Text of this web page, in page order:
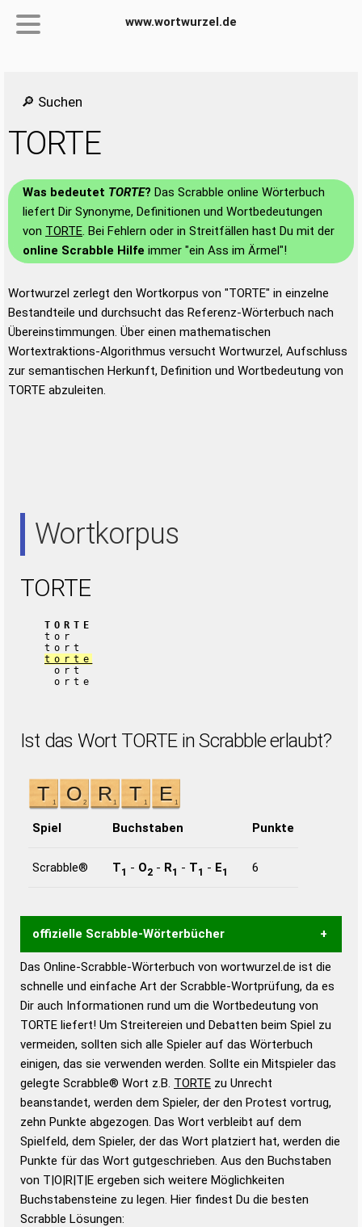
www.wortwurzel.de
🔎 Suchen
TORTE
Was bedeutet TORTE? Das Scrabble online Wörterbuch
liefert Dir Synonyme, Definitionen und Wortbedeutungen
von TORTE. Bei Fehlern oder in Streitfällen hast Du mit der
online Scrabble Hilfe immer "ein Ass im Ärmel"!
Wortwurzel zerlegt den Wortkorpus von "TORTE" in einzelne
Bestandteile und durchsucht das Referenz-Wörterbuch nach
Übereinstimmungen. Über einen mathematischen
Wortextraktions-Algorithmus versucht Wortwurzel, Aufschluss
zur semantischen Herkunft, Definition und Wortbedeutung von
TORTE abzuleiten.
Wortkorpus
TORTE
TORTE
tor
tort
torte
ort
orte
Ist das Wort TORTE in Scrabble erlaubt?
Spiel Buchstaben Punkte
Scrabble® T1 - O2 - R1 - T1 - E1 6
offizielle Scrabble-Wörterbücher
Wortwurzel liefert mit Hilfe eines semantischen
Wortanalyse-Algorithmus gute Anhaltspunkte zu
Wortbedeutung, Worttrennung und Wortform, um die
Gültigkeit eines Wortes für das Scrabble-Spiel zu
bestimmen!
zugelassene Turnier Scrabble-
Wörterbücher sind:
Duden – Standardwerk in 12 Bänden
Duden – Richtiges und gutes
Deutsch
Duden – Die deutsche Grammatik
Duden – Deutsches
Das Online-Scrabble-Wörterbuch von wortwurzel.de ist die
schnelle und einfache Art der Scrabble-Wortprüfung, da es
Dir auch Informationen rund um die Wortbedeutung von
TORTE liefert! Um Streitereien und Debatten beim Spiel zu
vermeiden, sollten sich alle Spieler auf das Wörterbuch
einigen, das sie verwenden werden. Sollte ein Mitspieler das
gelegte Scrabble® Wort z.B. TORTE zu Unrecht
beanstandet, werden dem Spieler, der den Protest vortrug,
zehn Punkte abgezogen. Das Wort verbleibt auf dem
Spielfeld, dem Spieler, der das Wort platziert hat, werden die
Punkte für das Wort gutgeschrieben. Aus den Buchstaben
von T|O|R|T|E ergeben sich weitere Möglichkeiten
Buchstabensteine zu legen. Hier findest Du die besten
Scrabble Lösungen: